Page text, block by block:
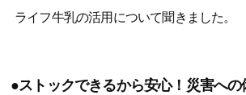
ライフ牛乳の活用について聞きました。
●ストックできるから安心！災害への